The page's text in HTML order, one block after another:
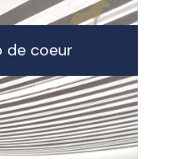
de coeur